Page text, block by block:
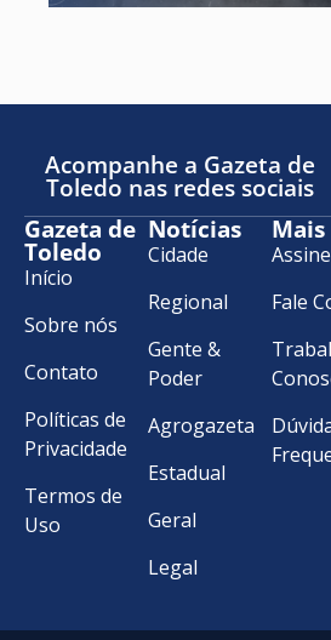
Acompanhe a Gazeta de
Toledo nas redes sociais
Gazeta de
Toledo
Início
Sobre nós
Contato
Políticas de
Privacidade
Termos de
Uso
Notícias
Cidade
Regional
Gente &
Poder
Agrogazeta
Estadual
Geral
Legal
Mais
Assine
Fale